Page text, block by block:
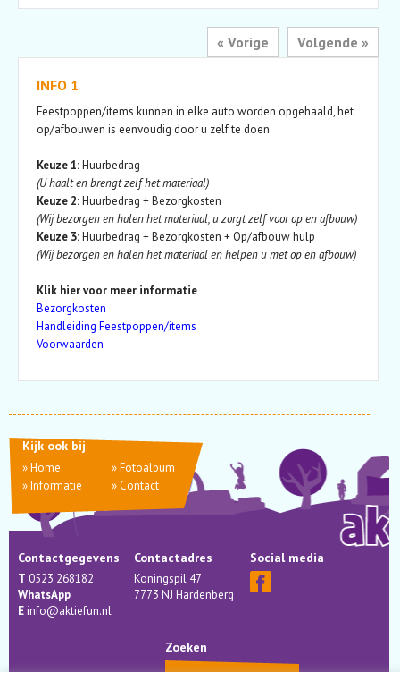
Volgende »
« Vorige
INFO 1
Feestpoppen/items kunnen in elke auto worden opgehaald, het
op/afbouwen is eenvoudig door u zelf te doen.
Keuze 1:Huurbedrag
(U haalt en brengt zelf het materiaal)
Keuze 2:Huurbedrag + Bezorgkosten
(Wij bezorgen en halen het materiaal, u zorgt zelf voor op en afbouw)
Keuze 3:Huurbedrag + Bezorgkosten + Op/afbouw hulp
(Wij bezorgen en halen het materiaal en helpen u met op en afbouw)
Klik hier voor meer informatie
Bezorgkosten
Handleiding Feestpoppen/items
Voorwaarden
Kijk ook bij
»Home »Fotoalbum
»Informatie »Contact
Contactgegevens
T 0523 268182
WhatsApp
Einfo@aktiefun.nl
Contactadres
Koningspil 47
7773 NJ Hardenberg
Social media
Zoeken